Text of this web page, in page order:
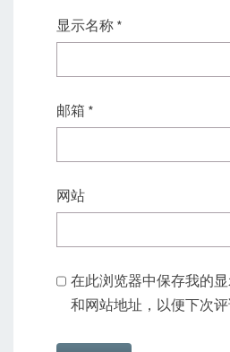
显示名称 *
邮箱 *
网站
在此浏览器中保存我的
和网站地址，以便下次评